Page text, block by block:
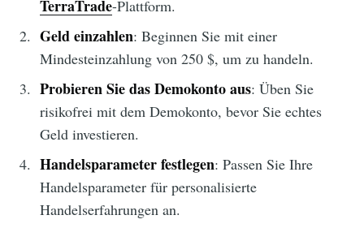
TerraTrade-Plattform.
Geld einzahlen: Beginnen Sie mit einer
Mindesteinzahlung von 250 $, um zu handeln.
Probieren Sie das Demokonto aus: Üben Sie
risikofrei mit dem Demokonto, bevor Sie echtes
Geld investieren.
Handelsparameter festlegen: Passen Sie Ihre
Handelsparameter für personalisierte
Handelserfahrungen an.